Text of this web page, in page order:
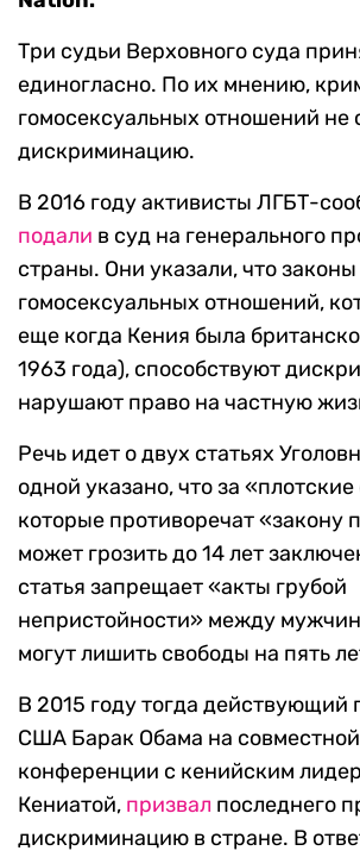
Три судьи Верховного суда
единогласно. По их мнению,
гомосексуальных отношений не
дискриминацию.
В 2016 году активисты ЛГБТ-
подали в суд на генерального
страны. Они указали, что
гомосексуальных отношений,
еще когда Кения была
1963 года), способствуют
нарушают право на частную
Речь идет о двух статьях
одной указано, что за
которые противоречат «закону
может грозить до 14 лет
статья запрещает «акты грубой
непристойности» между
могут лишить свободы на пять
В 2015 году тогда действующий
США Барак Обама на
конференции с кенийским
Кениатой, призвал последнего
дискриминацию в стране. В